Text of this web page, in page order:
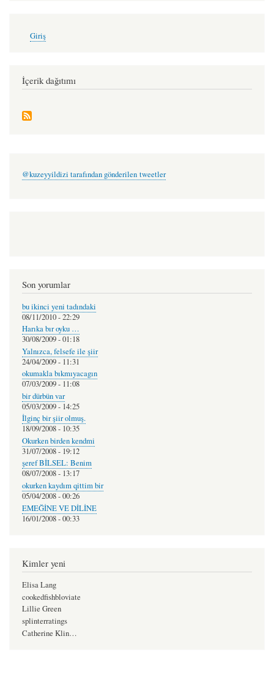
öldü
macit
account
Giriş
İçerik dağıtımı
@kuzeyyildizi tarafından gönderilen tweetler
Son yorumlar
bu ikinci yeni tadındaki
08/11/2010 - 22:29
Harıka bır oyku …
30/08/2009 - 01:18
Yalnızca, felsefe ile şiir
24/04/2009 - 11:31
okumakla bıkmıyacagın
07/03/2009 - 11:08
bir dürbün var
05/03/2009 - 14:25
İlginç bir şiir olmuş.
18/09/2008 - 10:35
Okurken birden kendmi
31/07/2008 - 19:12
şeref BİLSEL: Benim
08/07/2008 - 13:17
okurken kaydım qittim bir
05/04/2008 - 00:26
EMEĞİNE VE DİLİNE
16/01/2008 - 00:33
Kimler yeni
Elisa Lang
cookedfishbloviate
Lillie Green
splinterratings
Catherine Klin…